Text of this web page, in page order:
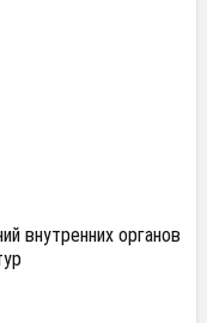
внутренних органов